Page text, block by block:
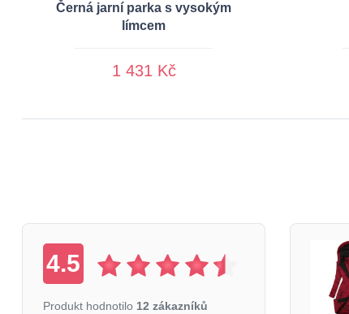
Černá jarní parka s vysokým
límcem
1 431 Kč
4.5
Produkt hodnotilo 12 zákazníků